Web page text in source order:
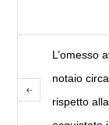
L’omesso
notaio
rispetto